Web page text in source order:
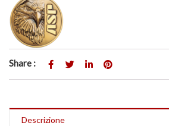
Share :
Descrizione